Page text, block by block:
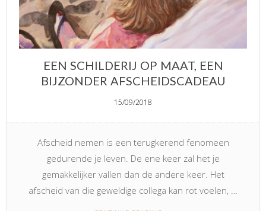
EEN SCHILDERIJ OP MAAT, EEN
BIJZONDER AFSCHEIDSCADEAU
15/09/2018
Afscheid nemen is een terugkerend fenomeen
gedurende je leven. De ene keer zal het je
gemakkelijker vallen dan de andere keer. Het
afscheid van die geweldige collega kan rot voelen, …